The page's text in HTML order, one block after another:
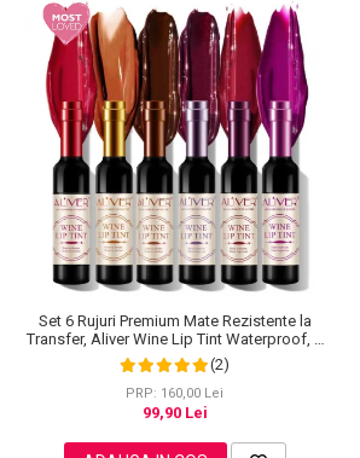
Set 6 Rujuri Premium Mate Rezistente la
Transfer, Aliver Wine Lip Tint Waterproof, 7
g X 6 buc (2)
PRP: 160,00 Lei
99,90 Lei